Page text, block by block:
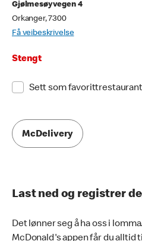
Gjølmesøyvegen 4
Orkanger, 7300
Få veibeskrivelse
Stengt
Sett som favorittrestaurant
McDelivery
Last ned og registrer
Det lønner seg å ha oss i
McDonald's appen får du alltid